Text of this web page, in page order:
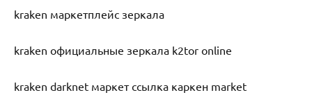
kraken маркетплейс зеркала
kraken официальные зеркала k2tor online
kraken darknet маркет ссылка каркен market